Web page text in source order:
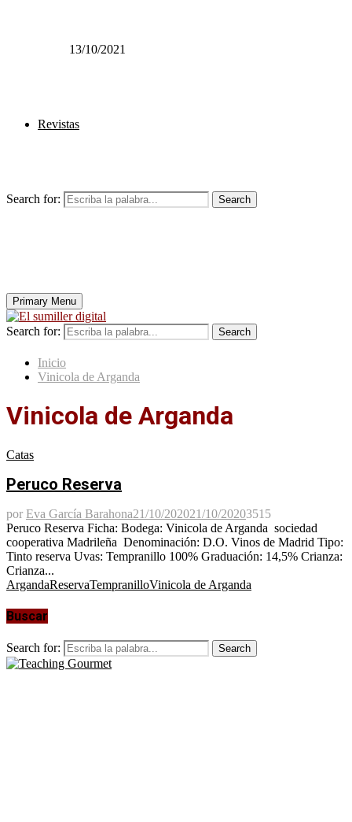
13/10/2021
Revistas
Search for: Search
Primary Menu
Search for: Search
Inicio
Vinicola de Arganda
Vinicola de Arganda
Catas
Peruco Reserva
por Eva García Barahona21/10/202021/10/20203515
Peruco Reserva Ficha: Bodega: Vinicola de Arganda sociedad
cooperativa Madrileña Denominación: D.O. Vinos de Madrid Tipo:
Tinto reserva Uvas: Tempranillo 100% Graduación: 14,5% Crianza:
Crianza...
ArgandaReservaTempranilloVinicola de Arganda
Buscar
Search for: Search